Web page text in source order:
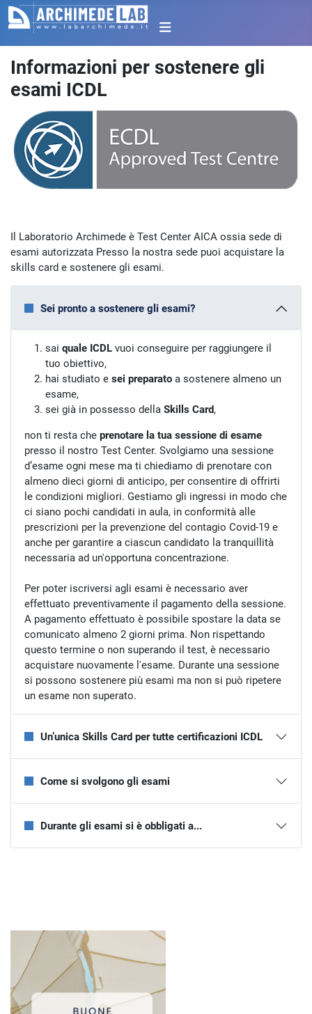
Informazioni per sostenere gli
esami ICDL
Il Laboratorio Archimede è Test Center AICA ossia sede di
esami autorizzata Presso la nostra sede puoi acquistare la
skills card e sostenere gli esami.
Sei pronto a sostenere gli esami?
sai quale ICDLvuoi conseguire per raggiungere il
tuo obiettivo,
hai studiato e sei preparatoa sostenere almeno un
esame,
sei già in possesso della Skills Card,
non ti resta che prenotare la tua sessione di esame
presso il nostro Test Center. Svolgiamo una sessione
d’esame ogni mese ma ti chiediamo di prenotare con
almeno dieci giorni di anticipo, per consentire di offrirti
le condizioni migliori. Gestiamo gli ingressi in modo che
ci siano pochi candidati in aula, in conformità alle
prescrizioni per la prevenzione del contagio Covid-19 e
anche per garantire a ciascun candidato la tranquillità
necessaria ad un'opportuna concentrazione.
Per poter iscriversi agli esami è necessario aver
effettuato preventivamente il pagamento della sessione.
A pagamento effettuato è possibile spostare la data se
comunicato almeno 2 giorni prima. Non rispettando
questo termine o non superando il test, è necessario
acquistare nuovamente l'esame. Durante una sessione
si possono sostenere più esami ma non si può ripetere
un esame non superato.
Un’unica Skills Card per tutte certificazioni ICDL
Come si svolgono gli esami
Durante gli esami si è obbligati a...